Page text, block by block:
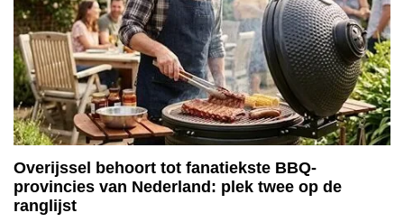
Overijssel behoort tot fanatiekste BBQ-
provincies van Nederland: plek twee op de
ranglijst